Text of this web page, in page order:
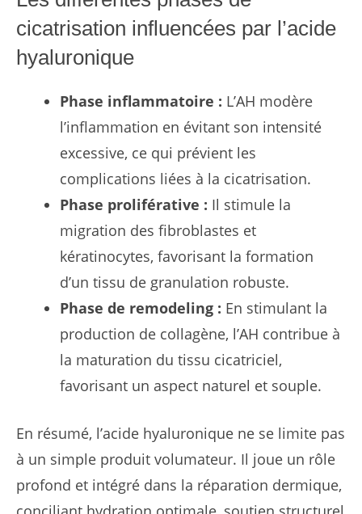
cicatrisation influencées par l’acide
hyaluronique
Phase inflammatoire : L’AH modère
l’inflammation en évitant son intensité
excessive, ce qui prévient les
complications liées à la cicatrisation.
Phase proliférative : Il stimule la
migration des fibroblastes et
kératinocytes, favorisant la formation
d’un tissu de granulation robuste.
Phase de remodeling : En stimulant la
production de collagène, l’AH contribue à
la maturation du tissu cicatriciel,
favorisant un aspect naturel et souple.
En résumé, l’acide hyaluronique ne se limite pas
à un simple produit volumateur. Il joue un rôle
profond et intégré dans la réparation dermique,